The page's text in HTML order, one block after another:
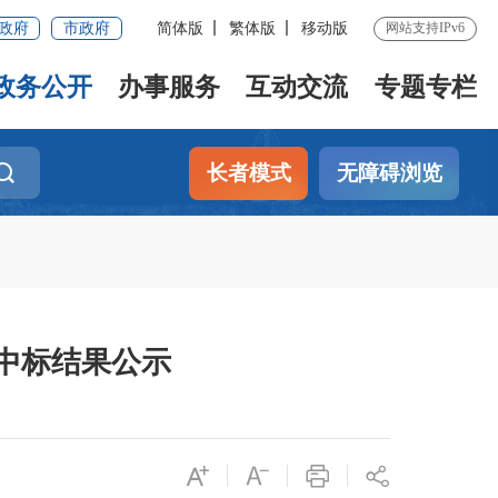
府 市政府 简体版 繁体版 移动版 网站支持IPv6
务公开 办事服务 互动交流 专题专栏
长者模式 无障碍浏览
标结果公示